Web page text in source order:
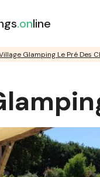
.online
Glamping Le Pré Des